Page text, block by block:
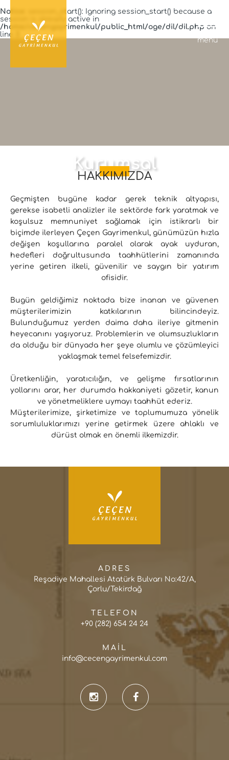
Notice
: session_start(): Ignoring session_start() because a
session is already active in
/home/cecengayrimenkul/public_html/oge/dil/dil.php on
line
menü
Kurumsal
HAKKIMIZDA
Geçmişten bugüne kadar gerek teknik altyapısı,
gerekse isabetli analizler ile sektörde fark yaratmak ve
koşulsuz memnuniyet sağlamak için istikrarlı bir
biçimde ilerleyen Çeçen Gayrimenkul, günümüzün hızla
değişen koşullarına paralel olarak ayak uyduran,
hedefleri doğrultusunda taahhütlerini zamanında
yerine getiren ilkeli, güvenilir ve saygın bir yatırım
ofisidir.
Bugün geldiğimiz noktada bize inanan ve güvenen
müşterilerimizin katkılarının bilincindeyiz.
Bulunduğumuz yerden daima daha ileriye gitmenin
heyecanını yaşıyoruz. Problemlerin ve olumsuzlukların
da olduğu bir dünyada her şeye olumlu ve çözümleyici
yaklaşmak temel felsefemizdir.
Üretkenliğin, yaratıcılığın, ve gelişme fırsatlarının
yollarını arar, her durumda hakkaniyeti gözetir, kanun
ve yönetmeliklere uymayı taahhüt ederiz.
Müşterilerimize, şirketimize ve toplumumuza yönelik
sorumluluklarımızı yerine getirmek üzere ahlaklı ve
dürüst olmak en önemli ilkemizdir.
ADRES
Reşadiye Mahallesi Atatürk Bulvarı No:42/A,
Çorlu/Tekirdağ
TELEFON
+90 (282) 654 24 24
MAIL
info@cecengayrimenkul.com